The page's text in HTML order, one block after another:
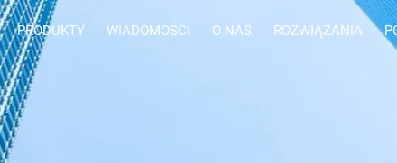
PRODUKTY WIADOMOŚCI O NAS ROZWIĄZANIA